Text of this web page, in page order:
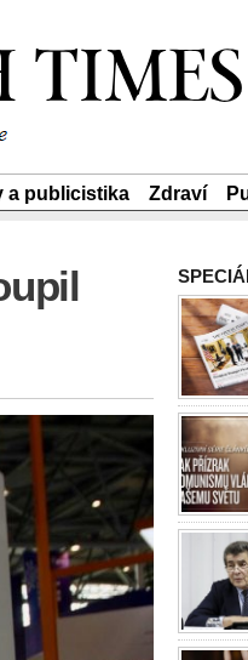
a publicistika Zdraví